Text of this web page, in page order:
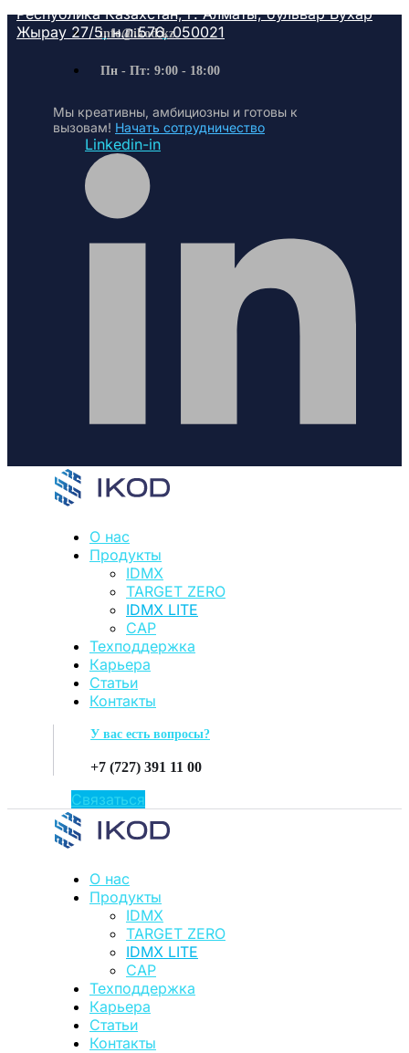
info@ikod.kz
Пн - Пт: 9:00 - 18:00
Мы креативны, амбициозны и готовы к
вызовам! Начать сотрудничество
Linkedin-in
О нас
Продукты
IDMX
TARGET ZERO
IDMX LITE
CAP
Техподдержка
Карьера
Статьи
Контакты
У вас есть вопросы?
+7 (727) 391 11 00
Связаться
О нас
Продукты
IDMX
TARGET ZERO
IDMX LITE
CAP
Техподдержка
Карьера
Статьи
Контакты
Республика Казахстан, г. Алматы, бульвар Бухар
Жырау 27/5, н.п.576, 050021